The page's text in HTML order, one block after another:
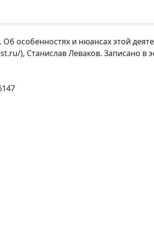
особенностях и нюансах этой
), Станислав Леваков. Записано в